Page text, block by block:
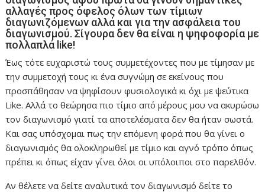
αλλαγές προς όφελος όλων των τίμιων
διαγωνιζόμενων αλλά και για την ασφάλεια του
διαγωνισμού. Σίγουρα δεν θα είναι η ψηφοφορία με
πολλαπλά like!
Έως τότε ευχαριστώ τους συμμετέχοντες που με τίμησαν με
την συμμετοχή τους κι ένα συγνώμη σε εκείνους που
προσπάθησαν να ψηφίσουν φυσιολογικά κι όχι με ψεύτικα
Like. Αλλά το θεώρησα πιο τίμιο από μέρους μου να ακυρώσω
τον διαγωνισμό γιατί τα αποτελέσματα δεν θα ήταν σωστά.
Και σας υπόσχομαι πως την επόμενη φορά που θα γίνει ο
διαγωνισμός θα ολοκληρωθεί με τίμιο και αγνό τρόπο όπως
πρέπει κι όπως είχαν γίνει όλοι οι υπόλοιποι στο παρελθόν.
Αν θέλετε να δείτε αναλυτικά τον διαγωνισμό δείτε το